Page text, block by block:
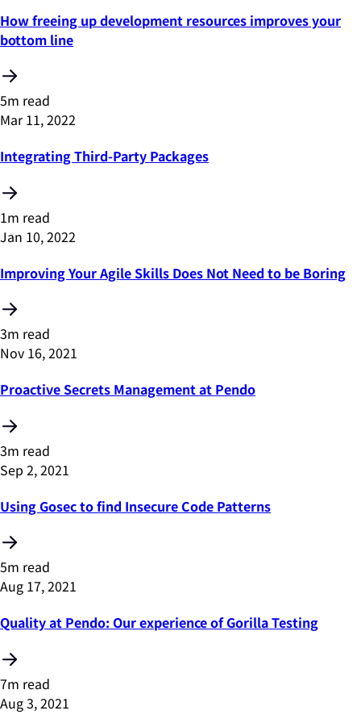
How freeing up development resources improves your
bottom line
5m read
Mar 11, 2022
Integrating Third-Party Packages
1m read
Jan 10, 2022
Improving Your Agile Skills Does Not Need to be Boring
3m read
Nov 16, 2021
Proactive Secrets Management at Pendo
3m read
Sep 2, 2021
Using Gosec to find Insecure Code Patterns
5m read
Aug 17, 2021
Quality at Pendo: Our experience of Gorilla Testing
7m read
Aug 3, 2021